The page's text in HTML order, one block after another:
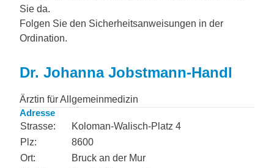
Sie da.
Folgen Sie den Sicherheitsanweisungen in der
Ordination.
Dr. Johanna Jobstmann-Handl
Ärztin für Allgemeinmedizin
Adresse
Strasse:
Koloman-Walisch-Platz 4
Plz:
8600
Ort:
Bruck an der Mur